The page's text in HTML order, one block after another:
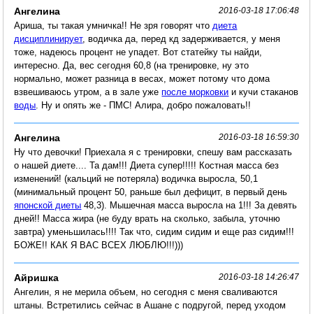
Ангелина 2016-03-18 17:06:48
Ариша, ты такая умничка!! Не зря говорят что диета
дисциплинирует, водичка да, перед кд задерживается, у меня
тоже, надеюсь процент не упадет. Вот статейку ты найди,
интересно. Да, вес сегодня 60,8 (на тренировке, ну это
нормально, может разница в весах, может потому что дома
взвешиваюсь утром, а в зале ужепосле морковки и кучи стаканов
воды . Ну и опять же - ПМС! Алира, добро пожаловать!!
Ангелина 2016-03-18 16:59:30
Ну что девочки! Приехала я с тренировки, спешу вам рассказать
о нашей диете.... Та дам!!! Диета супер!!!!! Костная масса без
изменений! (кальций не потеряла) водичка выросла, 50,1
(минимальный процент 50, раньше был дефицит, в первый день
японской диеты 48,3). Мышечная масса выросла на 1!!! За девять
дней!! Масса жира (не буду врать на сколько, забыла, уточню
завтра) уменьшилась!!!! Так что, сидим сидим и еще раз сидим!!!
БОЖЕ!! КАК Я ВАС ВСЕХ ЛЮБЛЮ!!!)))
Айришка 2016-03-18 14:26:47
Ангелин, я не мерила объем, но сегодня с меня сваливаются
штаны. Встретились сейчас в Ашане с подругой, перед уходом